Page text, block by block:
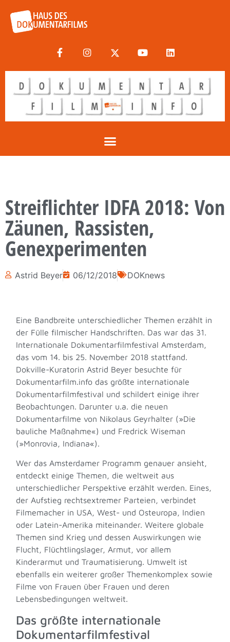
Streiflichter IDFA 2018: Von
Zäunen, Rassisten,
Genexperimenten
Astrid Beyer 06/12/2018 DOKnews
Eine Bandbreite unterschiedlicher Themen erzählt in
der Fülle filmischer Handschriften. Das war das 31.
Internationale Dokumentarfilmfestival Amsterdam,
das vom 14. bis 25. November 2018 stattfand.
Dokville-Kuratorin Astrid Beyer besuchte für
Dokumentarfilm.info das größte internationale
Dokumentarfilmfestival und schildert einige ihrer
Beobachtungen. Darunter u.a. die neuen
Dokumentarfilme von Nikolaus Geyrhalter (»Die
bauliche Maßnahme«) und Fredrick Wiseman
(»Monrovia, Indiana«).
Wer das Amsterdamer Programm genauer ansieht,
entdeckt einige Themen, die weltweit aus
unterschiedlicher Perspektive erzählt werden. Eines,
der Aufstieg rechtsextremer Parteien, verbindet
Filmemacher in USA, West- und Osteuropa, Indien
oder Latein-Amerika miteinander. Weitere globale
Themen sind Krieg und dessen Auswirkungen wie
Flucht, Flüchtlingslager, Armut, vor allem
Kinderarmut und Traumatisierung. Umwelt ist
ebenfalls ein weiterer großer Themenkomplex sowie
Filme von Frauen über Frauen und deren
Lebensbedingungen weltweit.
Das größte internationale
Dokumentarfilmfestival